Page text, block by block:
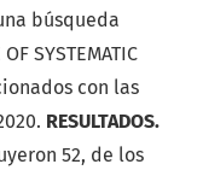
búsqueda
SYSTEMATIC
con las
RESULTADOS.
52, de los